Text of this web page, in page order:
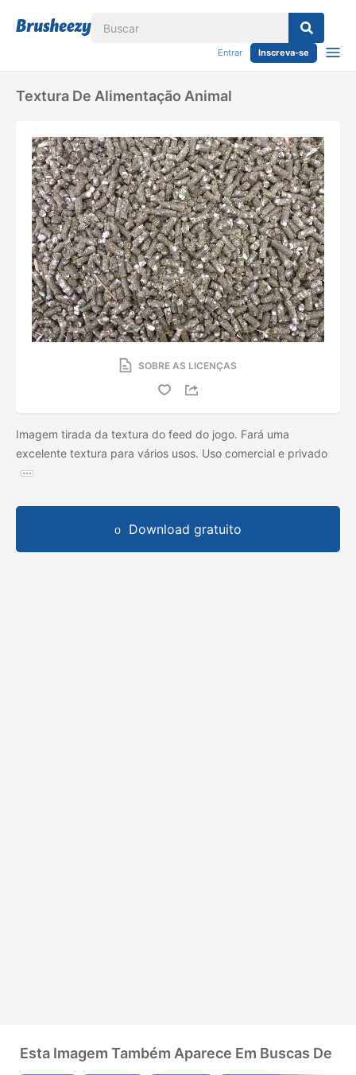
Entrar Inscreva-se
Textura De Alimentação Animal
SOBRE AS LICENÇAS
Imagem tirada da textura do feed do jogo. Fará uma
excelente textura para vários usos. Uso comercial e privado
Download gratuito
Esta Imagem Também Aparece Em Buscas De